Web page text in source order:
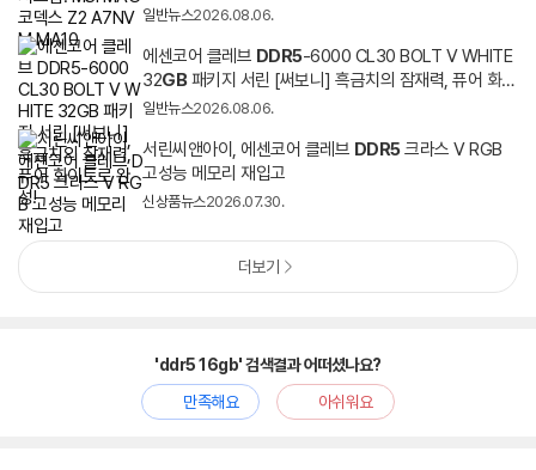
일반뉴스2026.08.06.
에센코어 클레브 DDR5-6000 CL30 BOLT V WHITE
32GB패키지 서린 [써보니] 흑금치의 잠재력, 퓨어 화이
트로 완성!
일반뉴스2026.08.06.
서린씨앤아이, 에센코어 클레브 DDR5크라스 V RGB
고성능 메모리 재입고
신상품뉴스2026.07.30.
더보기
'ddr5 16gb' 검색결과 어떠셨나요?
만족해요
아쉬워요